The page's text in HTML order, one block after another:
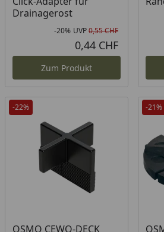
Drainagerost
Rabatt in
-20% UVP0,55 CHF
0,44 CHF
Zum Produkt
-22%
OSMO CEWO-DECK
-21%